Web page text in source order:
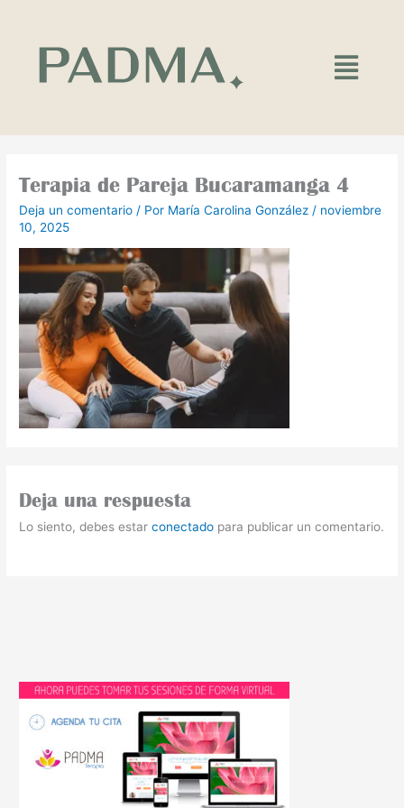
contenido
Main
Menu
Terapia de Pareja Bucaramanga 4
Deja un comentario / Por María Carolina González / noviembre
10, 2025
Deja una respuesta
Lo siento, debes estarconectado para publicar un comentario.